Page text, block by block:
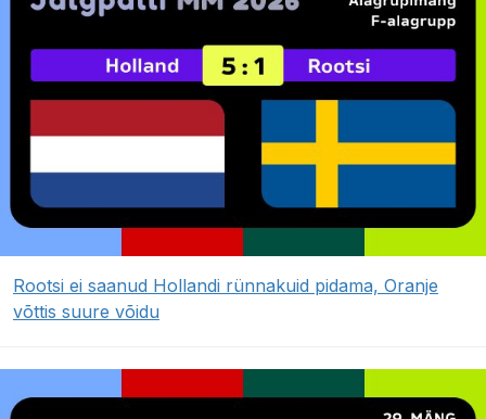
Rootsi ei saanud Hollandi rünnakuid pidama, Oranje
võttis suure võidu